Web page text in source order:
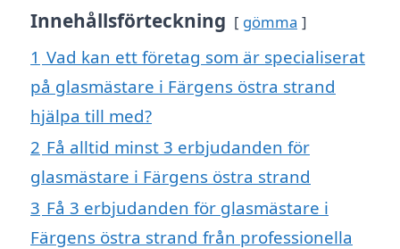
Innehållsförteckning gömma
1 Vad kan ett företag som är specialiserat
på glasmästare i Färgens östra strand
hjälpa till med?
2 Få alltid minst 3 erbjudanden för
glasmästare i Färgens östra strand
3 Få 3 erbjudanden för glasmästare i
Färgens östra strand från professionella